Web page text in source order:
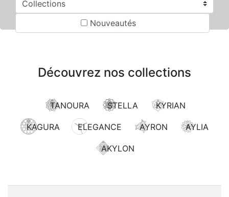
Nouveautés
Découvrez nos collections
TANOURA STELLA KYRIAN
KAGURA ELEGANCE AYRON AYLIA
AKYLON